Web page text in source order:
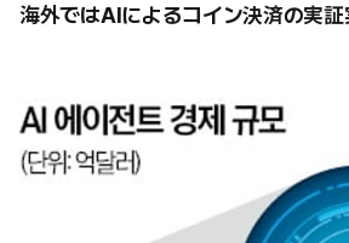
海外ではAIによるコイン決済の実証